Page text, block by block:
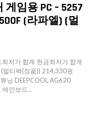
임용 PC – 5257
(라파엘) (멀
저가 합계 현금최저가 합계
멀티팩(정품)) 214,330원
닝 DEEPCOOL AG620
메인보드…